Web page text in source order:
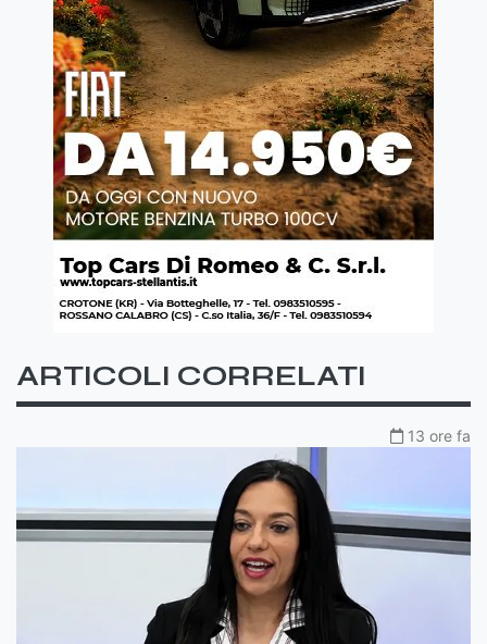
ARTICOLI CORRELATI
13 ore fa